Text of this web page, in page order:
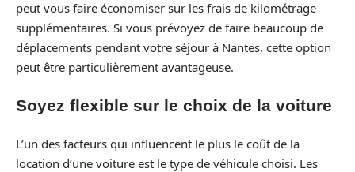
peut vous faire économiser sur les frais de kilométrage
supplémentaires. Si vous prévoyez de faire beaucoup de
déplacements pendant votre séjour à Nantes, cette option
peut être particulièrement avantageuse.
Soyez flexible sur le choix de la voiture
L’un des facteurs qui influencent le plus le coût de la
location d’une voiture est le type de véhicule choisi. Les